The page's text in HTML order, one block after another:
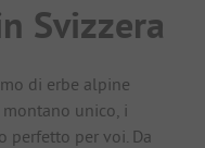
Svizzera
di erbe alpine
unico, i
perfetto per voi. Da